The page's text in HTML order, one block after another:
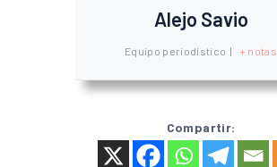
Alejo Savio
Equipo periodístico | + notas
Compartir: